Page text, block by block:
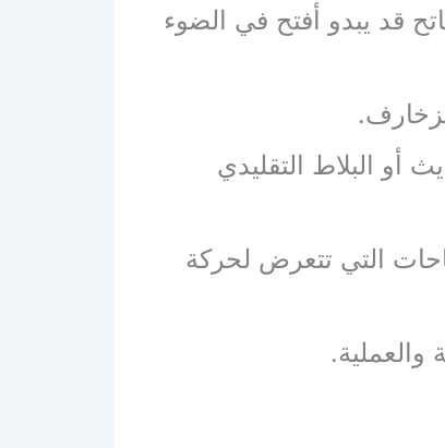
قد يبدو أفتح في الضوء
أو البلاط التقليدي
التي تتعرض لحركة
والعملية.